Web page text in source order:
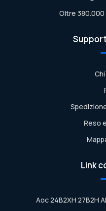
Oltre
Reso
Link
Aoc 24B2XH 27B2H